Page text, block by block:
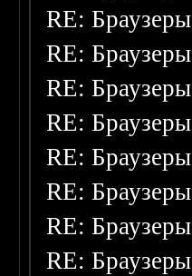
RE: Браузеры
RE: Браузеры
RE: Браузеры
RE: Браузеры
RE: Браузеры
RE: Браузеры
RE: Браузеры
RE: Браузеры